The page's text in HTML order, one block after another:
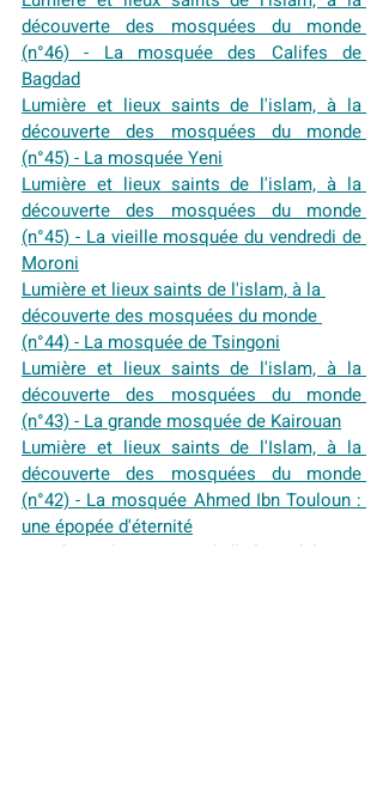
découverte des mosquées du monde
(n°46) - La mosquée des Califes de
Bagdad
Lumière et lieux saints de l'islam, à la
découverte des mosquées du monde
(n°45) - La mosquée Yeni
Lumière et lieux saints de l'islam, à la
découverte des mosquées du monde
(n°45) - La vieille mosquée du vendredi de
Moroni
Lumière et lieux saints de l'islam, à la
découverte des mosquées du monde
(n°44) - La mosquée de Tsingoni
Lumière et lieux saints de l'islam, à la
découverte des mosquées du monde
(n°43) - La grande mosquée de Kairouan
Lumière et lieux saints de l'Islam, à la
découverte des mosquées du monde
(n°42) - La mosquée Ahmed Ibn Touloun :
une épopée d'éternité
Lumière et lieux saints de l'Islam : à la